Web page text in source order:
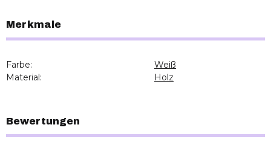
Merkmale
Farbe:
Weiß
Material:
Holz
Bewertungen